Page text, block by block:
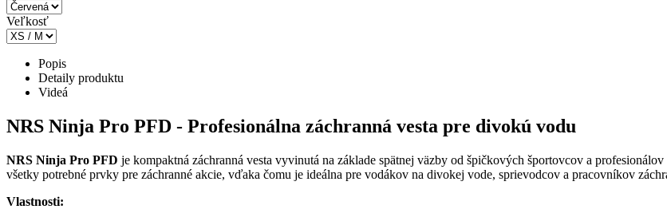
Veľkosť
Popis
Detaily produktu
Videá
NRS Ninja Pro PFD - Profesionálna záchranná vesta pre divokú vodu
NRS Ninja Pro PFD je kompaktná záchranná vesta vyvinutá na základe spätnej väzby od špičkových športovcov a
všetky potrebné prvky pre záchranné akcie, vďaka čomu je ideálna pre vodákov na divokej vode, sprievodcov a pracovníkov
Vlastnosti: